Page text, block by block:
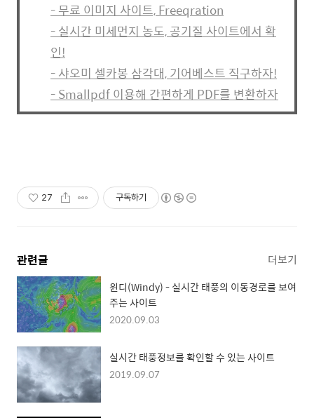
- 무료 이미지 사이트, Freeqration
- 실시간 미세먼지 농도, 공기질 사이트에서 확
인!
- 샤오미 셀카봉 삼각대, 기어베스트 직구하자!
- Smallpdf 이용해 간편하게 PDF를 변환하자
27 구독하기
관련글 더보기
윈디(Windy) - 실시간 태풍의 이동경로를 보여
주는 사이트
2020.09.03
실시간 태풍정보를 확인할 수 있는 사이트
2019.09.07